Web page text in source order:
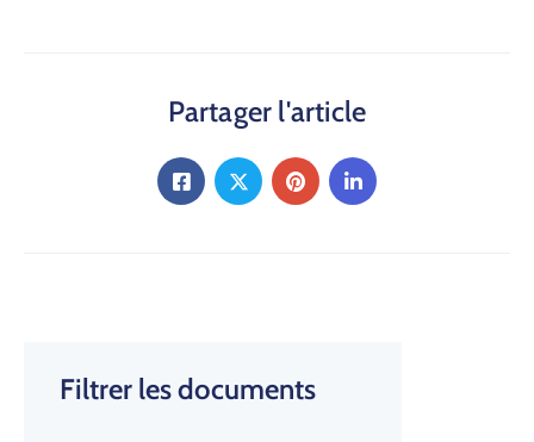
Filtrer les documents
Partager l'article